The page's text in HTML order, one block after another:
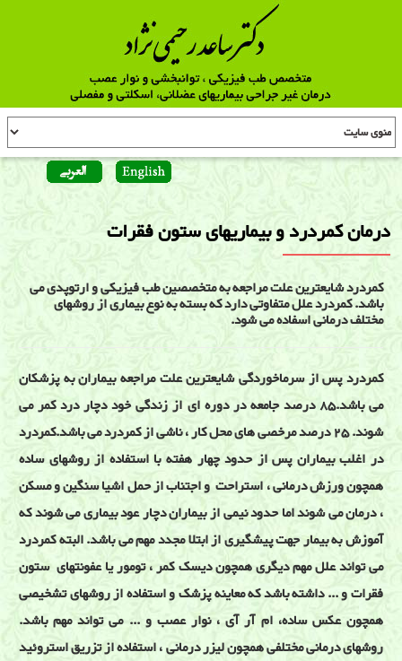
درمان كمردرد و بیماریهای ستون فقرات
کمردرد شایعترین علت مراجعه به متخصصین طب فیزیکی و ارتوپدی می
باشد. کمردرد علل متفاوتی دارد که بسته به نوع بیماری از روشهای
مختلف درمانی اسفاده می شود.
کمردرد پس از سرماخوردگی شایعترین علت مراجعه بیماران به پزشکان
می باشد.85 درصد جامعه در دوره ای از زندگی خود دچار درد کمر می
شوند. 25 درصد مرخصی های محل کار ، ناشی از کمردرد می باشد.کمردرد
در اغلب بیماران پس از حدود چهار هفته با استفاده از روشهای ساده
همچون ورزش درمانی ، استراحت و اجتناب از حمل اشیا سنگین و مسکن
، درمان می شوند اما حدود نیمی از بیماران دچار عود بیماری می شوند که
آموزش به بیمار جهت پیشگیری از ابتلا مجدد مهم می باشد. البته کمردرد
می تواند علل مهم دیگری همچون دیسک کمر ، تومور یا عفونتهای ستون
فقرات و ... داشته باشد که معاینه پزشک و استفاده از روشهای تشخیصی
همچون عکس ساده، ام آر آی ، نوار عصب و ... می تواند مهم باشد.
روشهای درمانی مختلفی همچون لیزر درمانی ، استفاده از تزریق استروئید